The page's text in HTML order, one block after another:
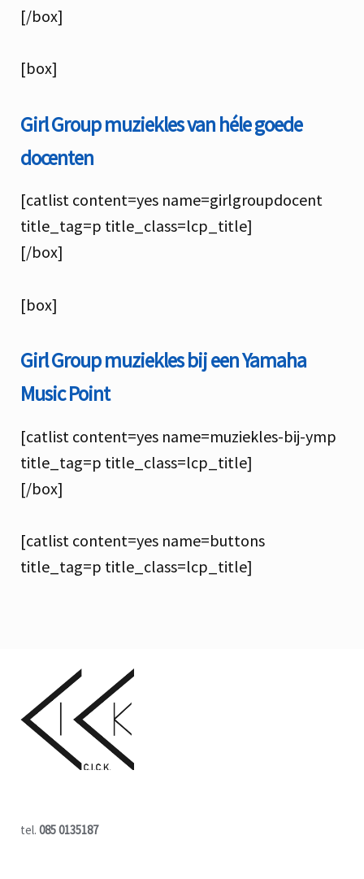
[/box]
[box]
Girl Group muziekles van héle goede
docenten
[catlist content=yes name=girlgroupdocent
title_tag=p title_class=lcp_title]
[/box]
[box]
Girl Group muziekles bij een Yamaha
Music Point
[catlist content=yes name=muziekles-bij-ymp
title_tag=p title_class=lcp_title]
[/box]
[catlist content=yes name=buttons
title_tag=p title_class=lcp_title]
tel. 085 0135187